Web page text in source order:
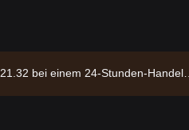
bei einem 24-Stunden-Handelsv